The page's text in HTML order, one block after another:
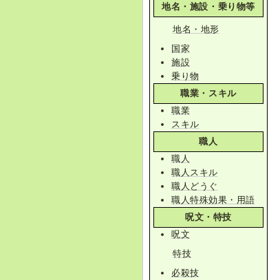
地名・施設・乗り物等
地名・地形
国家
施設
乗り物
職業・スキル
職業
スキル
職人
職人
職人スキル
職人どうぐ
職人特殊効果・用語
呪文・特技
呪文
特技
必殺技